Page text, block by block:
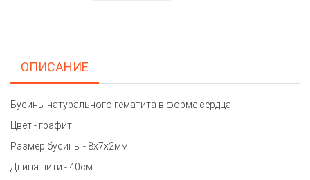
ОПИСАНИЕ
Бусины натурального гематита в форме сердца
Цвет - графит
Размер бусины - 8х7х2мм
Длина нити - 40см